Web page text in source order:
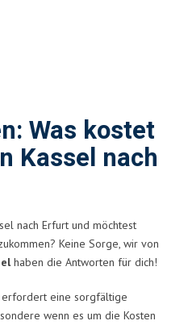
Was kostet
Kassel nach
nach Erfurt und möchtest
Keine Sorge, wir von
haben die Antworten für dich!
erfordert eine sorgfältige
wenn es um die Kosten